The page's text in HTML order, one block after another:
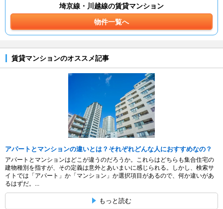
埼京線・川越線の賃貸マンション
物件一覧へ
賃貸マンションのオススメ記事
アパートとマンションの違いとは？それぞれどんな人におすすめなの？
アパートとマンションはどこが違うのだろうか。これらはどちらも集合住宅の
建物種別を指すが、その定義は意外とあいまいに感じられる。しかし、検索サ
イトでは「アパート」か「マンション」か選択項目があるので、何か違いがあ
るはずだ。...
もっと読む